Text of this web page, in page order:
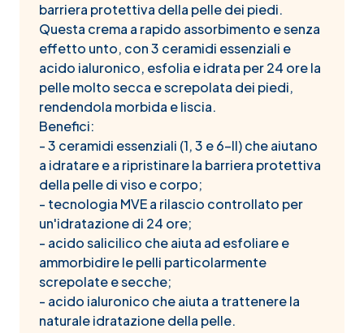
barriera protettiva della pelle dei piedi.
Questa crema a rapido assorbimento e senza
effetto unto, con 3 ceramidi essenziali e
acido ialuronico, esfolia e idrata per 24 ore la
pelle molto secca e screpolata dei piedi,
rendendola morbida e liscia.
Benefici:
- 3 ceramidi essenziali (1, 3 e 6-II) che aiutano
a idratare e a ripristinare la barriera protettiva
della pelle di viso e corpo;
- tecnologia MVE a rilascio controllato per
un'idratazione di 24 ore;
- acido salicilico che aiuta ad esfoliare e
ammorbidire le pelli particolarmente
screpolate e secche;
- acido ialuronico che aiuta a trattenere la
naturale idratazione della pelle.